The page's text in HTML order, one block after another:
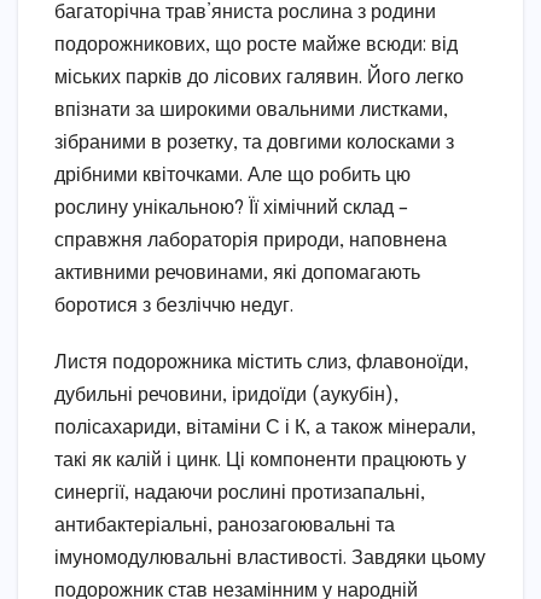
багаторічна трав’яниста рослина з родини
подорожникових, що росте майже всюди: від
міських парків до лісових галявин. Його легко
впізнати за широкими овальними листками,
зібраними в розетку, та довгими колосками з
дрібними квіточками. Але що робить цю
рослину унікальною? Її хімічний склад –
справжня лабораторія природи, наповнена
активними речовинами, які допомагають
боротися з безліччю недуг.
Листя подорожника містить слиз, флавоноїди,
дубильні речовини, іридоїди (аукубін),
полісахариди, вітаміни С і К, а також мінерали,
такі як калій і цинк. Ці компоненти працюють у
синергії, надаючи рослині протизапальні,
антибактеріальні, ранозагоювальні та
імуномодулювальні властивості. Завдяки цьому
подорожник став незамінним у народній